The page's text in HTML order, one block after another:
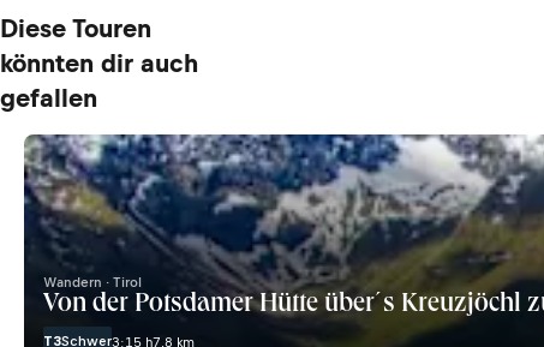
Diese Touren
könnten dir auch
gefallen
Wandern · Tirol
Von der Potsdamer Hütte über´s Kreuzjöchl
T3Schwer3:15 h7,8 km